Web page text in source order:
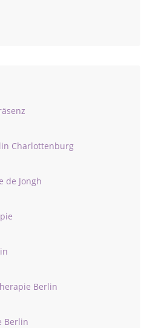
Charlottenburg
de Jongh
Berlin
Berlin